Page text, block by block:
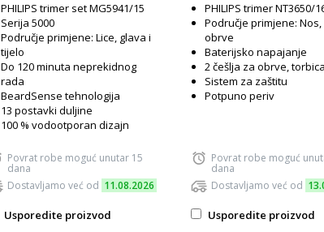
PHILIPS trimer set MG5941/15
Serija 5000
Područje primjene: Lice, glava i
tijelo
Do 120 minuta neprekidnog
rada
BeardSense tehnologija
13 postavki duljine
100 % vodootporan dizajn
Povrat robe moguć unutar 15
dana
Dostavljamo već od 11.08.2026
Usporedite proizvod
PHILIPS trimer NT3650/
Područje primjene: Nos,
obrve
Baterijsko napajanje
2 češlja za obrve, torbica
Sistem za zaštitu
Potpuno periv
Povrat robe moguć
dana
Dostavljamo već od
Usporedite proizvod